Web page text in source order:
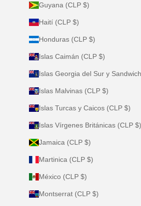
Guyana (CLP $)
Haití (CLP $)
Honduras (CLP $)
Islas Caimán (CLP $)
Islas Georgia del Sur y
Islas Malvinas (CLP $)
Islas Turcas y Caicos (CLP $)
Islas Vírgenes Británicas (CLP $)
Jamaica (CLP $)
Martinica (CLP $)
México (CLP $)
Montserrat (CLP $)